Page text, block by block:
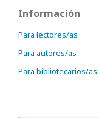
Información
Para lectores/as
Para autores/as
Para bibliotecarios/as